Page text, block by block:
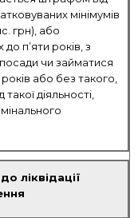
мінімумів
грн), або
п’яти років, з
чи займатися
або без такого,
діяльності,
ліквідації